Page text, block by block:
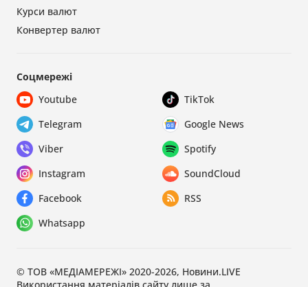
Курси валют
Конвертер валют
Соцмережі
Youtube
TikTok
Telegram
Google News
Viber
Spotify
Instagram
SoundCloud
Facebook
RSS
Whatsapp
© ТОВ «МЕДІАМЕРЕЖІ» 2020-2026, Новини.LIVE